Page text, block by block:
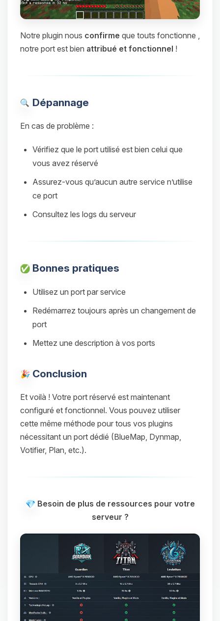
Notre plugin nous confirme que touts fonctionne ,
notre port est bien attribué et fonctionnel !
Dépannage
En cas de problème :
Vérifiez que le port utilisé est bien celui que
vous avez réservé
Assurez-vous qu’aucun autre service n’utilise
ce port
Consultez les logs du serveur
Bonnes pratiques
Utilisez un port par service
Redémarrez toujours après un changement de
port
Mettez une description à vos ports
Conclusion
Et voilà ! Votre port réservé est maintenant
configuré et fonctionnel. Vous pouvez utiliser
cette même méthode pour tous vos plugins
nécessitant un port dédié (BlueMap, Dynmap,
Votifier, Plan, etc.).
Besoin de plus de ressources pour votre
serveur ?